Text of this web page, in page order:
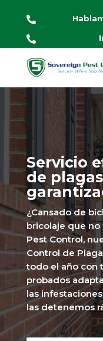


Servicio
de
¿Cansado de
bricolaje que no
Pest Control,
Control de
todo el año con
probados
las
las detenemos